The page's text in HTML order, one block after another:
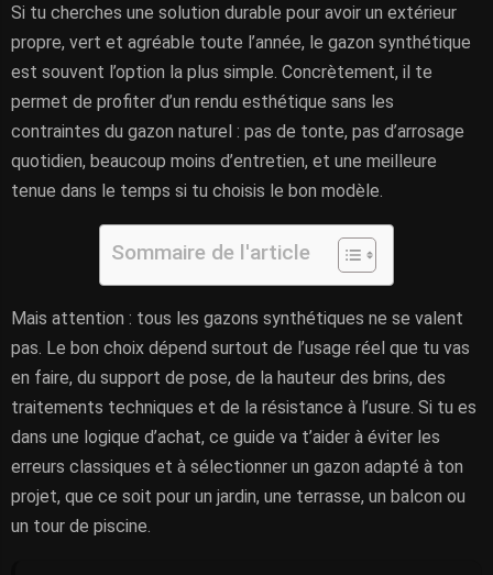
Si tu cherches une solution durable pour avoir un extérieur
propre, vert et agréable toute l’année, le gazon synthétique
est souvent l’option la plus simple. Concrètement, il te
permet de profiter d’un rendu esthétique sans les
contraintes du gazon naturel : pas de tonte, pas d’arrosage
quotidien, beaucoup moins d’entretien, et une meilleure
tenue dans le temps si tu choisis le bon modèle.
Sommaire de l'article
Mais attention : tous les gazons synthétiques ne se valent
pas. Le bon choix dépend surtout de l’usage réel que tu vas
en faire, du support de pose, de la hauteur des brins, des
traitements techniques et de la résistance à l’usure. Si tu es
dans une logique d’achat, ce guide va t’aider à éviter les
erreurs classiques et à sélectionner un gazon adapté à ton
projet, que ce soit pour un jardin, une terrasse, un balcon ou
un tour de piscine.